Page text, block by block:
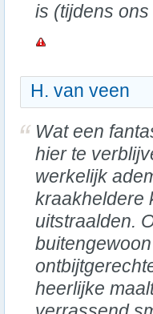
is (tijdens
H. van veen
Wat een
hier te
werkelijk
kraakheldere
uitstraalden.
heerlijke